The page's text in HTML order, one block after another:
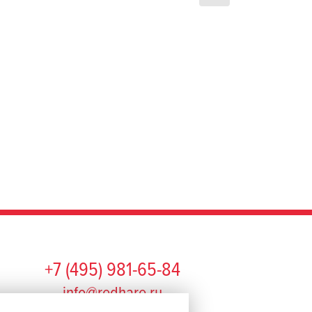
+7 (495) 981-65-84
info@redhare.ru